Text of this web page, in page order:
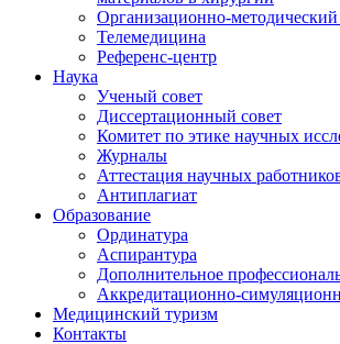
Организационно-методический
Телемедицина
Референс-центр
Наука
Ученый совет
Диссертационный совет
Комитет по этике научных
Журналы
Аттестация научных
Антиплагиат
Образование
Ординатура
Аспирантура
Дополнительное
Аккредитационно-
Медицинский туризм
Контакты